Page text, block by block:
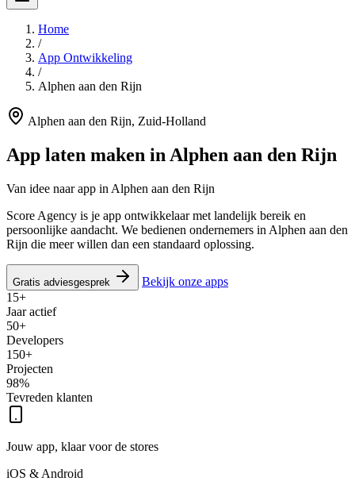
Home
/
App Ontwikkeling
/
Alphen aan den Rijn
Alphen aan den Rijn, Zuid-Holland
App laten maken in Alphen aan den Rijn
Van idee naar app in Alphen aan den Rijn
Score Agency is je app ontwikkelaar met landelijk bereik en
persoonlijke aandacht. We bedienen ondernemers in Alphen aan den
Rijn die meer willen dan een standaard oplossing.
Gratis adviesgesprek
Bekijk onze apps
15+
Jaar actief
50+
Developers
150+
Projecten
98%
Tevreden klanten
Jouw app, klaar voor de stores
iOS & Android